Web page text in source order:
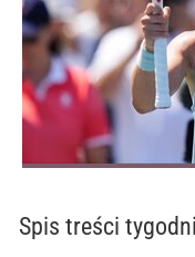
Spis treści